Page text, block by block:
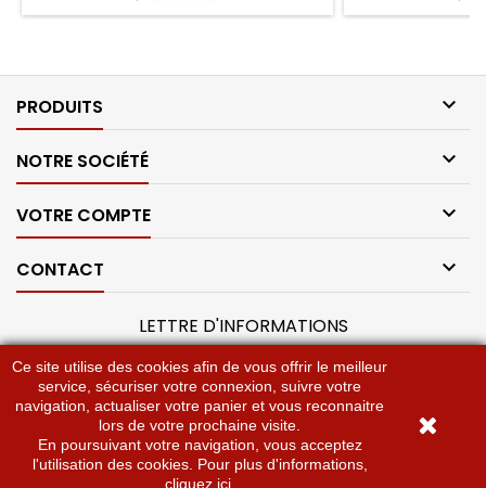
PRODUITS 
NOTRE SOCIÉTÉ 
VOTRE COMPTE 
CONTACT 
Ce site utilise des cookies afin de vous offrir le meilleur
service, sécuriser votre connexion, suivre votre
navigation, actualiser votre panier et vous reconnaitre
lors de votre prochaine visite.
En poursuivant votre navigation, vous acceptez
l'utilisation des cookies. Pour plus d'informations,
cliquez ici.
LETTRE D'INFORMATIONS
© 2026 Broc et Déco - Design by eConcept Software & Services